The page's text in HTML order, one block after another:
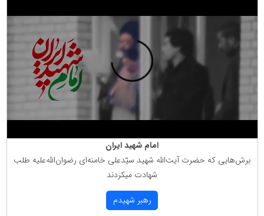
امام شهید ایران
برش‌هایی كه حضرت آیت‌الله شهید سیّدعلی خامنه‌ای رضوان‌الله‌علیه طلب
شهادت میكردند
رهبر شهیدم